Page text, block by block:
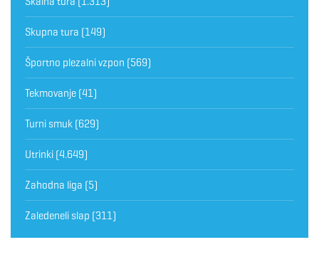
Skupna tura (149)
Športno plezalni vzpon (569)
Tekmovanje (41)
Turni smuk (629)
Utrinki (4.649)
Zahodna liga (5)
Zaledeneli slap (311)